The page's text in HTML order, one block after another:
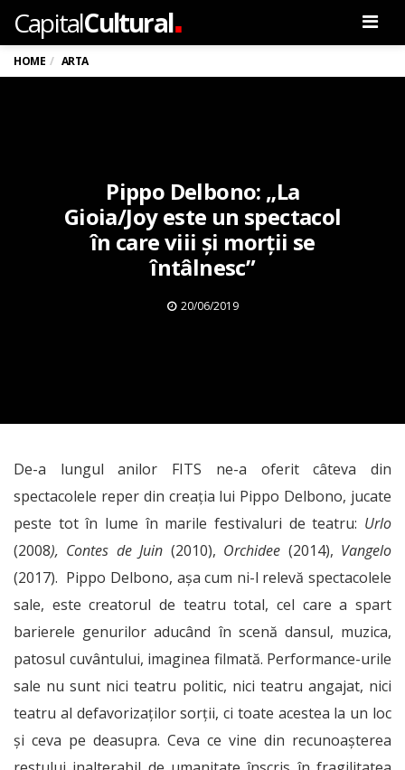
CapitalCultural
HOME ARTA
Pippo Delbono: „La
Gioia/Joy este un spectacol
în care viii și morții se
întâlnesc”
20/06/2019
De-a lungul anilor FITS ne-a oferit câteva din
spectacolele reper din creația lui Pippo Delbono, jucate
peste tot în lume în marile festivaluri de teatru: Urlo
(2008), Contes de Juin (2010), Orchidee (2014), Vangelo
(2017). Pippo Delbono, aşa cum ni-l relevă spectacolele
sale, este creatorul de teatru total, cel care a spart
barierele genurilor aducând în scenă dansul, muzica,
patosul cuvântului, imaginea filmată. Performance-urile
sale nu sunt nici teatru politic, nici teatru angajat, nici
teatru al defavorizaţilor sorţii, ci toate acestea la un loc
şi ceva pe deasupra. Ceva ce vine din recunoaşterea